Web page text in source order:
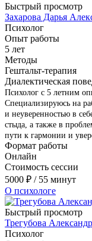
Быстрый просмотр
Захарова Дарья
Психолог
Опыт работы
5 лет
Методы
Гештальт-терапия
Диалектическая
Психолог с 5 летним
Специализируюсь на
и неуверенностью в
стыда, а также в
пути к гармонии и
Формат работы
Онлайн
Стоимость сессии
5000 ₽ / 55 минут
О психологе
Быстрый просмотр
Трегубова
Психолог